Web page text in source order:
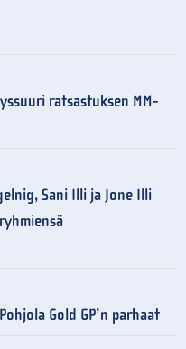
ratsastuksen MM-
Sani Illi ja Jone Illi
Gold GP’n parhaat